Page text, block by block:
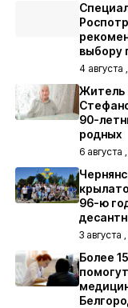
выбору
4 августа
Житель
90-
родных
6 августа
96-ю
3 августа
Более